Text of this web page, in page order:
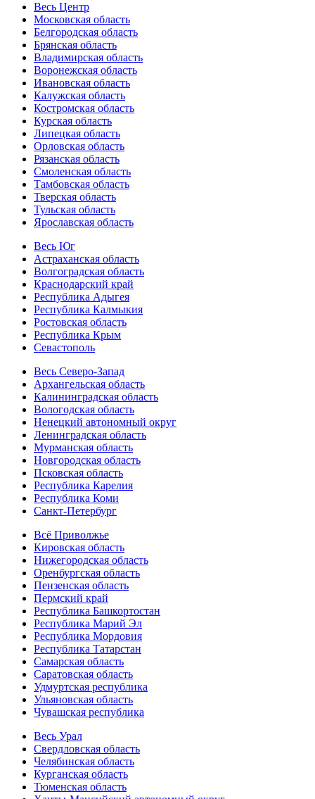
Весь Центр
Московская область
Белгородская область
Брянская область
Владимирская область
Воронежская область
Ивановская область
Калужская область
Костромская область
Курская область
Липецкая область
Орловская область
Рязанская область
Смоленская область
Тамбовская область
Тверская область
Тульская область
Ярославская область
Весь Юг
Астраханская область
Волгоградская область
Краснодарский край
Республика Адыгея
Республика Калмыкия
Ростовская область
Республика Крым
Севастополь
Весь Северо-Запад
Архангельская область
Калининградская область
Вологодская область
Ненецкий автономный округ
Ленинградская область
Мурманская область
Новгородская область
Псковская область
Республика Карелия
Республика Коми
Санкт-Петербург
Всё Приволжье
Кировская область
Нижегородская область
Оренбургская область
Пензенская область
Пермский край
Республика Башкортостан
Республика Марий Эл
Республика Мордовия
Республика Татарстан
Самарская область
Саратовская область
Удмуртская республика
Ульяновская область
Чувашская республика
Весь Урал
Свердловская область
Челябинская область
Курганская область
Тюменская область